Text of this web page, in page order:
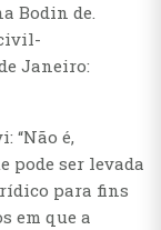
Bodin de.
Janeiro:
“Não é,
pode ser levada
para fins
em que a